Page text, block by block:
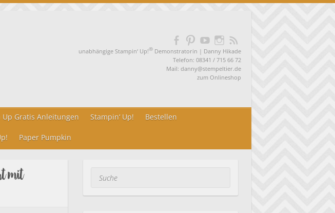
unabhängige Stampin‘ Up!® Demonstratorin | Danny Hikade
Telefon: 08341 / 715 66 72
Mail: danny@stempeltier.de
zum Onlineshop
Up Gratis Anleitungen Stampin‘ Up! Bestellen
Paper Pumpkin
mit